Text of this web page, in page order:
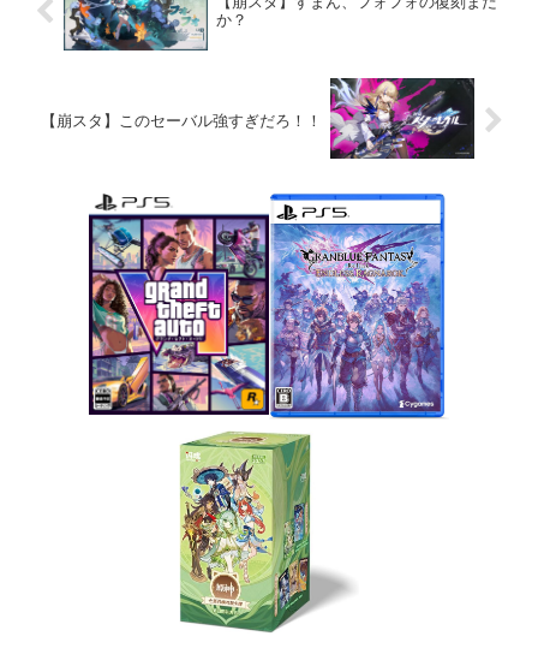
か？
【崩スタ】このセーバル強すぎだろ！！